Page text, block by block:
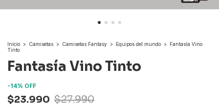
Inicio > Camisetas > Camisetas Fantasy > Equipos del mundo > Fantasía Vino
Tinto
Fantasía Vino Tinto
-14% OFF
$23.990 $27.990